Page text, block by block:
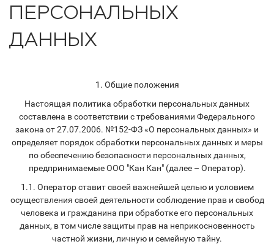
ПЕРСОНАЛЬНЫХ
ДАННЫХ
1. Общие положения
Настоящая политика обработки персональных данных
составлена в соответствии с требованиями Федерального
закона от 27.07.2006. №152-ФЗ «О персональных данных» и
определяет порядок обработки персональных данных и меры
по обеспечению безопасности персональных данных,
предпринимаемые ООО "Кан Кан" (далее – Оператор).
1.1. Оператор ставит своей важнейшей целью и условием
осуществления своей деятельности соблюдение прав и свобод
человека и гражданина при обработке его персональных
данных, в том числе защиты прав на неприкосновенность
частной жизни, личную и семейную тайну.